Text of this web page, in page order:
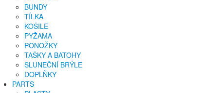
BUNDY
TÍLKA
KOŠILE
PYŽAMA
PONOŽKY
TAŠKY A BATOHY
SLUNEČNÍ BRÝLE
DOPLŇKY
PARTS